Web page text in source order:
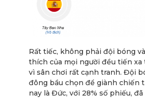
Rất tiếc, không phải đội bóng
thích của mọi người đều tiến xa
vì sân chơi rất cạnh tranh. Đội
đông bầu chọn để giành chiến
nay là Đức, với 28% số phiếu,